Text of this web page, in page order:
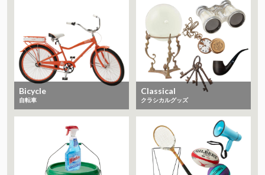
Bicycle
自転車
Classical
クラシカルグッズ